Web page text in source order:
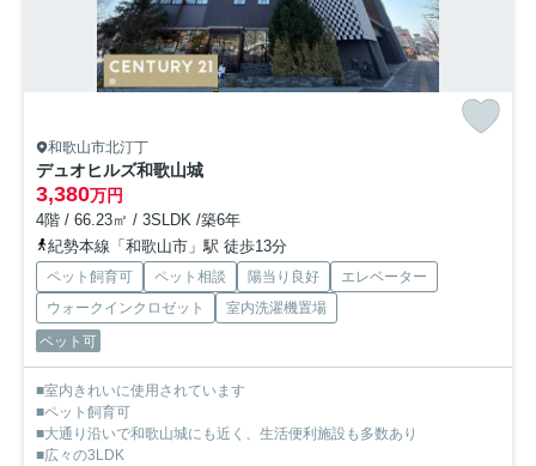
和歌山市北汀丁
デュオヒルズ和歌山城
3,380万円
4階 / 66.23㎡ / 3SLDK /築6年
紀勢本線「和歌山市」駅 徒歩13分
ペット飼育可 ペット相談 陽当り良好
エレベーター
ウォークインクロゼット
室内洗濯機置場
ペット可
■室内きれいに使用されています
■ペット飼育可
■大通り沿いで和歌山城にも近く、生活便利施設も多数あり
■広々の3LDK